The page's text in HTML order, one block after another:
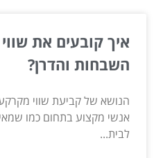
איך קובעים את
השבחות והדרן?
הנושא של קביעת שווי
אנשי מקצוע בתחום כמו
לבית...